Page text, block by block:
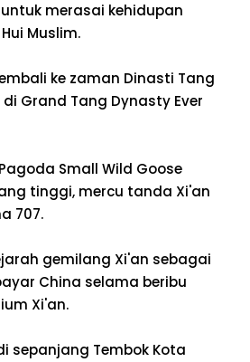
merasai kehidupan
Muslim.
ke zaman Dinasti Tang
Grand Tang Dynasty Ever
Small Wild Goose
tinggi, mercu tanda Xi'an
707.
gemilang Xi'an sebagai
China selama beribu
Xi'an.
sepanjang Tembok Kota